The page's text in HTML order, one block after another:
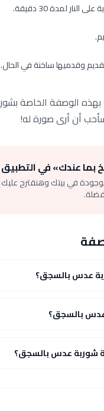
لمدة 30 دقيقة.
وقدميها ساخنة في الحال.
الوصفة الخاصة
أن أرى صورة له!
بما عندك» في التطبيق
في بيتك وهنقترح
عدس بالسجق؟
بالسجق؟
عدس بالسجق؟